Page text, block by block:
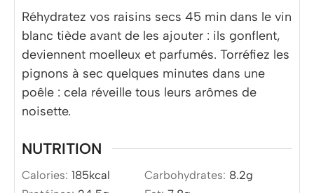
Réhydratez vos raisins secs 45 min dans le vin
blanc tiède avant de les ajouter : ils gonflent,
deviennent moelleux et parfumés. Torréfiez les
pignons à sec quelques minutes dans une
poêle : cela réveille tous leurs arômes de
noisette.
NUTRITION
Calories: 185kcal Carbohydrates: 8.2g